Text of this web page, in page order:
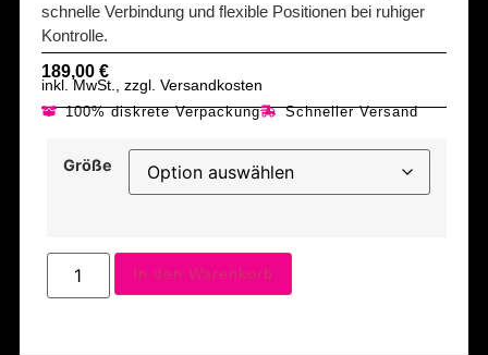
schnelle Verbindung und flexible Positionen bei ruhiger
Kontrolle.
189,00 €
inkl. MwSt., zzgl. Versandkosten
100% diskrete Verpackung Schneller Versand
Größe
In den Warenkorb